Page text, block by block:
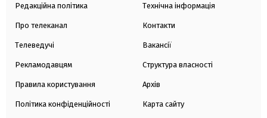
Редакційна політика
Про телеканал
Телеведучі
Рекламодавцям
Правила користування
Політика конфіденційності
Технічна інформація
Контакти
Вакансії
Структура власності
Архів
Карта сайту